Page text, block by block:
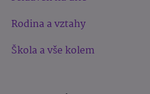
Rodina a vztahy
Škola a vše kolem